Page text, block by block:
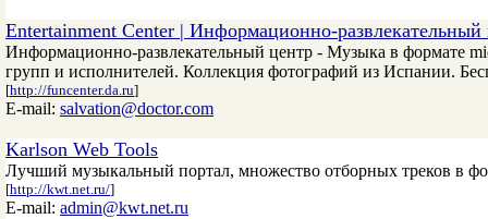
Entertainment Center | Информационно-
Информационно-развлекательный центр - Музыка в формате
групп и исполнителей. Коллекция фотографий из Испании.
[http://funcenter.da.ru]
E-mail: salvation@doctor.com
Karlson Web Tools
Лучший музыкальный портал, множество отборных треков в
[http://kwt.net.ru/]
E-mail: admin@kwt.net.ru